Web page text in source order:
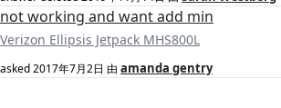
not working and want add min
Verizon Ellipsis Jetpack MHS800L
asked2017年7月2日 由 amanda gentry